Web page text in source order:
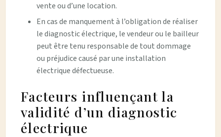
vente ou d’une location.
En cas de manquement à l’obligation de réaliser
le diagnostic électrique, le vendeur ou le bailleur
peut être tenu responsable de tout dommage
ou préjudice causé par une installation
électrique défectueuse.
Facteurs influençant la
validité d’un diagnostic
électrique